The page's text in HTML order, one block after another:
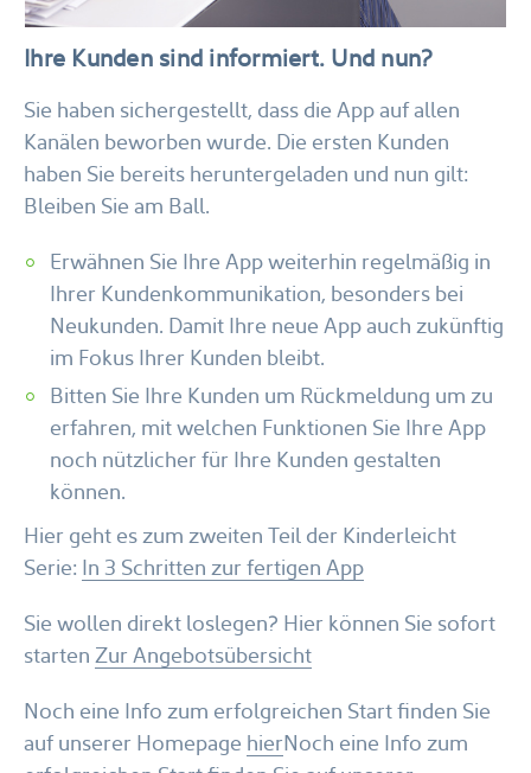
Ihre Kunden sind informiert. Und nun?
Sie haben sichergestellt, dass die App auf allen
Kanälen beworben wurde. Die ersten Kunden
haben Sie bereits heruntergeladen und nun gilt:
Bleiben Sie am Ball.
Erwähnen Sie Ihre App weiterhin regelmäßig in
Ihrer Kundenkommunikation, besonders bei
Neukunden. Damit Ihre neue App auch zukünftig
im Fokus Ihrer Kunden bleibt.
Bitten Sie Ihre Kunden um Rückmeldung um zu
erfahren, mit welchen Funktionen Sie Ihre App
noch nützlicher für Ihre Kunden gestalten
können.
Hier geht es zum zweiten Teil der Kinderleicht
Serie: In 3 Schritten zur fertigen App
Sie wollen direkt loslegen? Hier können Sie sofort
starten Zur Angebotsübersicht
Noch eine Info zum erfolgreichen Start finden Sie
auf unserer Homepage hierNoch eine Info zum